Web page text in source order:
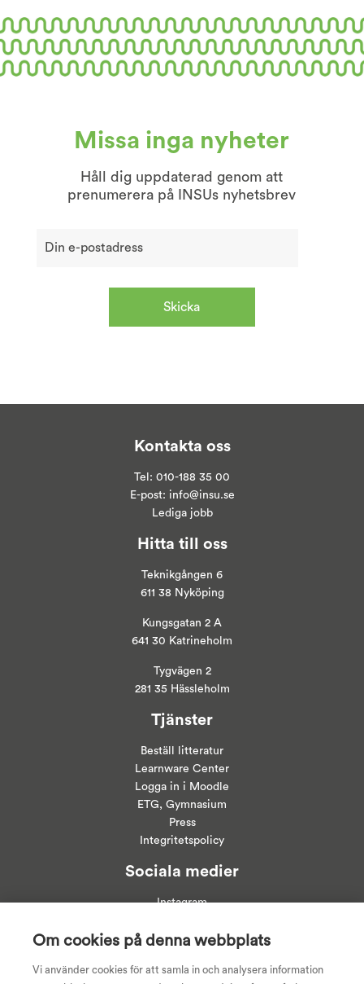
Missa inga nyheter
Håll dig uppdaterad genom att
prenumerera på INSUs nyhetsbrev
Kontakta oss
Tel: 010-188 35 00
E-post: info@insu.se
Lediga jobb
Hitta till oss
Teknikgången 6
611 38 Nyköping
Kungsgatan 2 A
641 30 Katrineholm
Tygvägen 2
281 35 Hässleholm
Tjänster
Beställ litteratur
Learnware Center
Logga in i Moodle
ETG, Gymnasium
Press
Integritetspolicy
Sociala medier
Instagram
Facebook
Om cookies på denna webbplats
Vi använder cookies för att samla in och analysera information